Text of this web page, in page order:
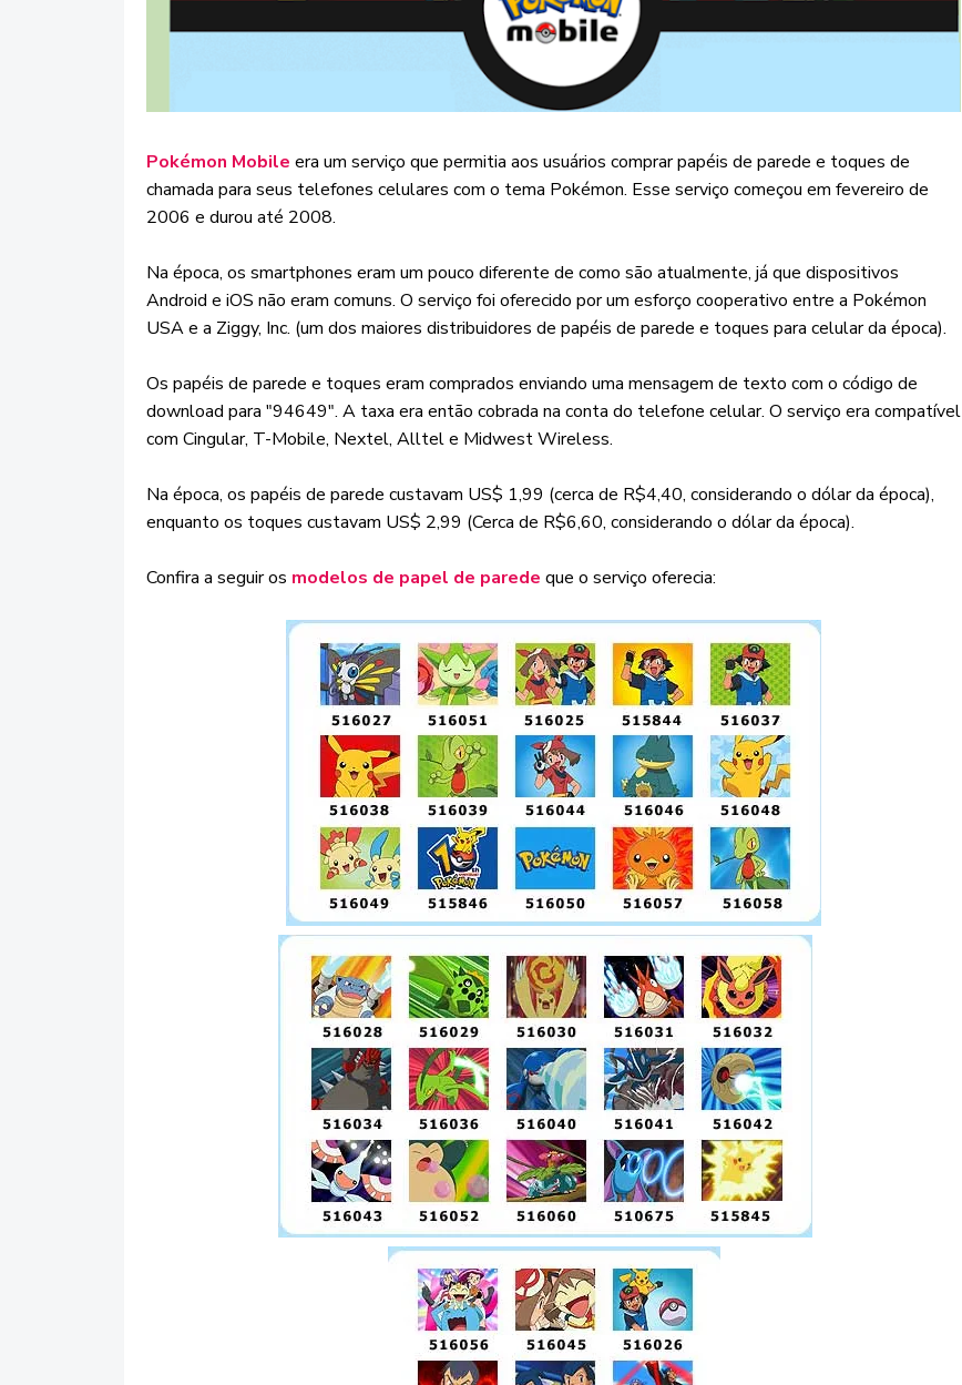
Pokémon Mobile era um serviço que permitia aos usuários comprar papéis de parede e toques de
chamada para seus telefones celulares com o tema Pokémon. Esse serviço começou em fevereiro de
2006 e durou até 2008.
Na época, os smartphones eram um pouco diferente de como são atualmente, já que dispositivos
Android e iOS não eram comuns. O serviço foi oferecido por um esforço cooperativo entre a Pokémon
USA e a Ziggy, Inc. (um dos maiores distribuidores de papéis de parede e toques para celular da época).
Os papéis de parede e toques eram comprados enviando uma mensagem de texto com o código de
download para "94649". A taxa era então cobrada na conta do telefone celular. O serviço era compatível
com Cingular, T-Mobile, Nextel, Alltel e Midwest Wireless.
Na época, os papéis de parede custavam US$ 1,99 (cerca de R$4,40, considerando o dólar da época),
enquanto os toques custavam US$ 2,99 (Cerca de R$6,60, considerando o dólar da época).
Confira a seguir os modelos de papel de parede que o serviço oferecia: